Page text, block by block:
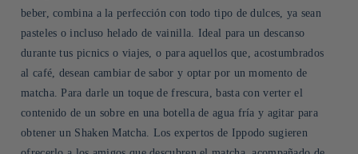
beber, combina a la perfección con todo tipo de dulces, ya sean
pasteles o incluso helado de vainilla. Ideal para un descanso
durante tus picnics o viajes, o para aquellos que, acostumbrados
al café, desean cambiar de sabor y optar por un momento de
matcha. Para darle un toque de frescura, basta con verter el
contenido de un sobre en una botella de agua fría y agitar para
obtener un Shaken Matcha. Los expertos de Ippodo sugieren